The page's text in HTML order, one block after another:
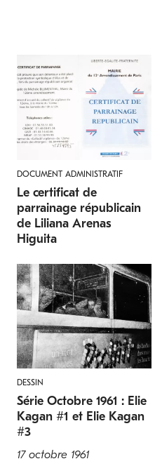
DOCUMENT ADMINISTRATIF
Le certificat de
parrainage républicain
de Liliana Arenas
Higuita
DESSIN
Série Octobre 1961 : Elie
Kagan #1 et Elie Kagan
#3
17 octobre 1961
FISH
Banggai cardinalfish
CNIDARIANS
Cauliflower coral
Pocillopora damicornis